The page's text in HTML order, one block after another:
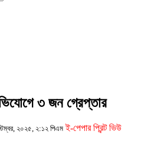
৩ জন গ্রেপ্তার
২০২৫, ২:১২ পিএম ই-পেপার প্রিন্ট ভিউ